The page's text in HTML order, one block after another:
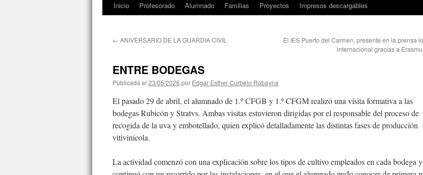
Saltar
contenido
Inicio Profesorado Alumnado Familias Proyectos Impresos descargables
← ANIVERSARIO DE LA GUARDIA CIVIL
El IES Puerto del Carmen, presente en la prensa
internacional gracias a
ENTRE BODEGAS
Publicada el 23/05/2026 por Edgar Esther Curbelo Robayna
El pasado 29 de abril, el alumnado de 1.º CFGB y 1.º CFGM realizó una visita formativa a las
bodegas Rubicón y Stratvs. Ambas visitas estuvieron dirigidas por el responsable del proceso de
recogida de la uva y embotellado, quien explicó detalladamente las distintas fases de producción
vitivinícola.
La actividad comenzó con una explicación sobre los tipos de cultivo empleados en cada bodega y